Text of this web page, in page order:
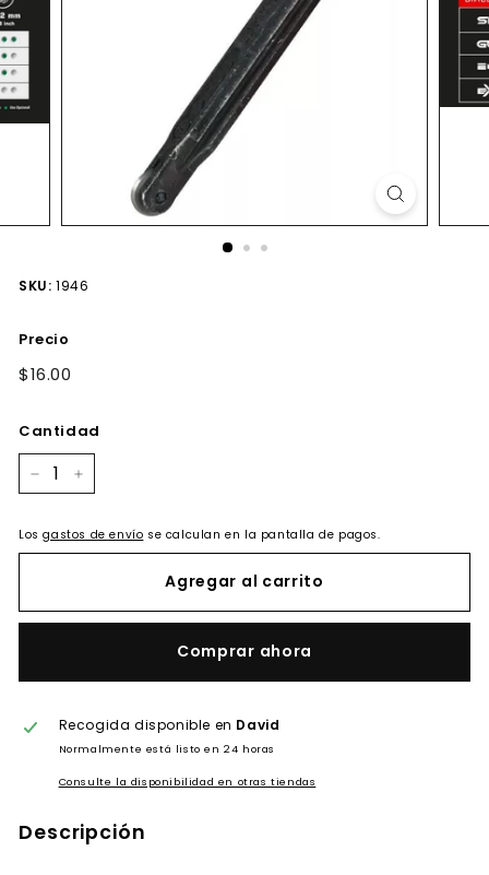
SKU: 1946
Precio
Precio
$16.00
Cantidad
Losgastos de envío se calculan en la pantalla de pagos.
Agregar al carrito
Comprar ahora
Recogida disponible en David
Normalmente está listo en 24 horas
Consulte la disponibilidad en otras tiendas
Descripción